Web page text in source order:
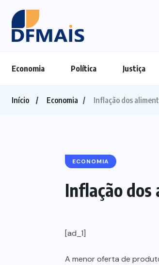
Economia Política Justiça
Início Economia Inflação dos
ECONOMIA
Inflação dos
[ad_1]
A menor oferta de